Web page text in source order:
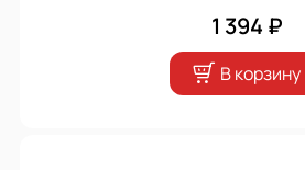
1 394 ₽
В корзину